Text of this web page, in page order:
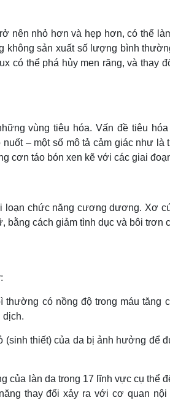
nên nhỏ hơn và hẹp hơn, có thể
sản xuất số lượng bình
có thể phá hủy men răng, và thay
vùng tiêu hóa. Vấn đề tiêu
– một số mô tả cảm giác như là
cơn táo bón xen kẽ với các giai
chức năng cương dương. Xơ
cách giảm tình dục và bôi trơn
có nồng độ trong máu tăng
dịch.
(sinh thiết) của da bị ảnh hưởng để
của làn da trong 17 lĩnh vực cụ thể
thay đổi xảy ra với cơ quan nội